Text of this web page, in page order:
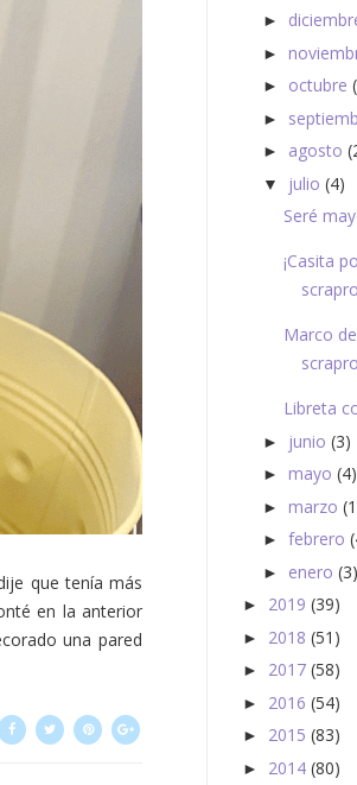
que tenía más
en la anterior
una pared
►
►
► octubre
►
► agosto
▼ julio (4)
Seré
¡Casita
Marco
Libreta
► junio (3)
► mayo (4)
► marzo
► febrero
► enero (3)
► 2019 (39)
► 2018 (51)
► 2017 (58)
► 2016 (54)
► 2015 (83)
► 2014 (80)